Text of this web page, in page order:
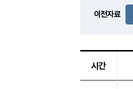
-
이전자료
시간